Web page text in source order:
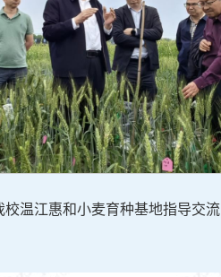
校温江惠和小麦育种基地指导交流